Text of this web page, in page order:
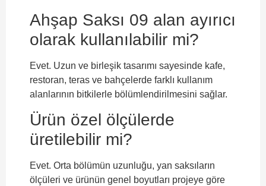
Ahşap Saksı 09 alan ayırıcı
olarak kullanılabilir mi?
Evet. Uzun ve birleşik tasarımı sayesinde kafe,
restoran, teras ve bahçelerde farklı kullanım
alanlarının bitkilerle bölümlendirilmesini sağlar.
Ürün özel ölçülerde
üretilebilir mi?
Evet. Orta bölümün uzunluğu, yan saksıların
ölçüleri ve ürünün genel boyutları projeye göre